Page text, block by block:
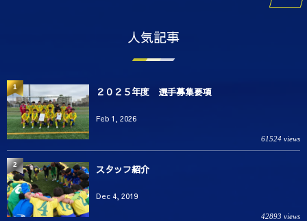
人気記事
２０２５年度 選手募集要項
Feb 1, 2026
61524 views
1
スタッフ紹介
Dec 4, 2019
42893 views
2